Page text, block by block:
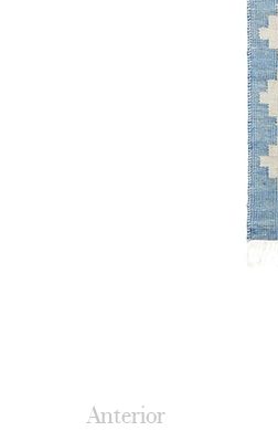
Anterior